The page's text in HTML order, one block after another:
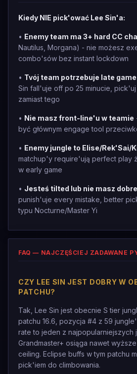
Kiedy NIE pick'ować Lee Sin'a:
• Enemy team ma 3+ hard CC
Nautilus, Morgana) - nie możesz
combo'sów bez instant lockdown
• Tvój team potrzebuje late
Sin fall'uje off po 25 minucie, pick'uj
zamiast tego
• Nie masz front-line'u w teamie
być głównym engage tool
• Enemy jungle to Elise/Rek'Sai/
matchup'y require'ują perfect play
w early game
• Jesteś tilted lub nie masz
punish'uje every mistake, better
typu Nocturne/Master Yi
FAQ — NAJCZĘŚCIEJ ZADAWANE
CZY LEE SIN JEST DOBRY W
PATCHU?
Tak, Lee Sin jest obecnie S tier
patchu 16.6, pozycja #4 z 59
rate to jeden z najpopularniejszych
Grandmaster+ osiąga nawet
ceiling. Eclipse buffs w tym patchu
pick'iem do climbowania.